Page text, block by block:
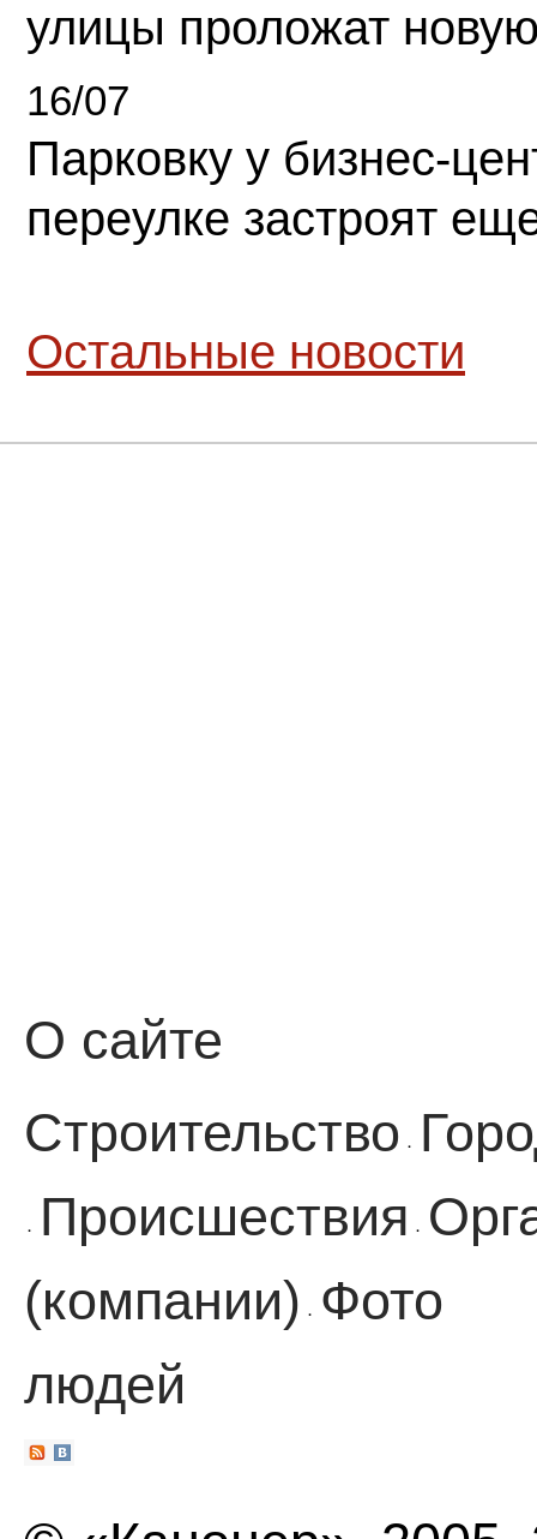
улицы проложат
16/07
Парковку у бизнес-
переулке застроят
Остальные новости
О сайте
Строительство ·
· Происшествия ·
(компании)
·
Фото
людей